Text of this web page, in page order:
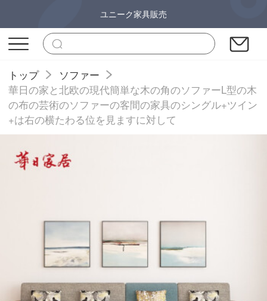
ユニーク家具販売
トップ
ソファー
華日の家と北欧の現代簡単な木の角のソファーL型の木
の布の芸術のソファーの客間の家具のシングル+ツイン
+は右の横たわる位を見ますに対して